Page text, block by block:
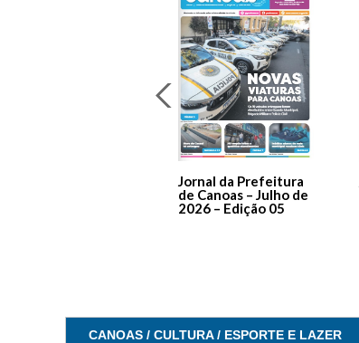
Jornal da Prefeitura
de Canoas – Julho de
2026 – Edição 05
CANOAS / CULTURA / ESPORTE E LAZER